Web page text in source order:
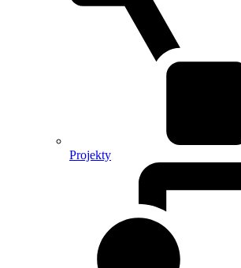
Projekty